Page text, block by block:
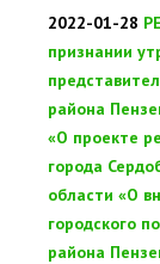
2022-01-28
признании
района
«О проекте
города
области «О
городского
района